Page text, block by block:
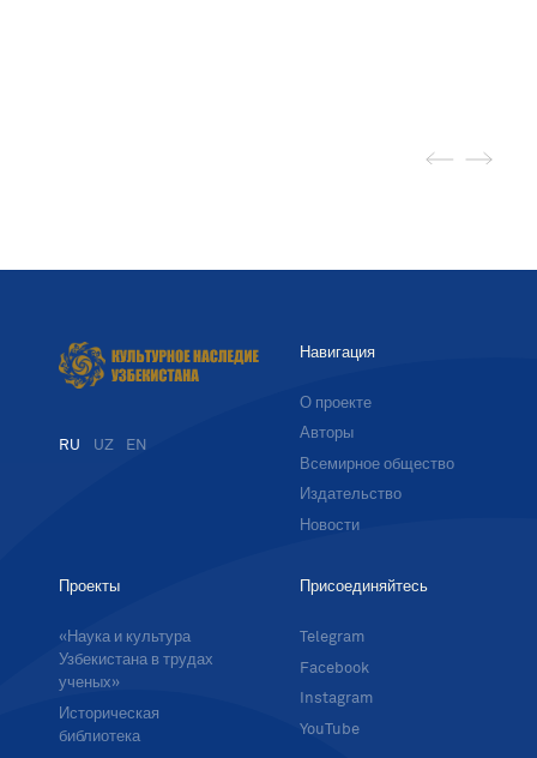
RU UZ EN
Навигация
О проекте
Авторы
Всемирное общество
Издательство
Новости
Проекты
«Наука и культура
Узбекистана в трудах
ученых»
Историческая
библиотека
Присоединяйтесь
Telegram
Facebook
Instagram
YouTube